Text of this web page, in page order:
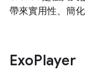
帶來實用性、簡化
ExoPlayer